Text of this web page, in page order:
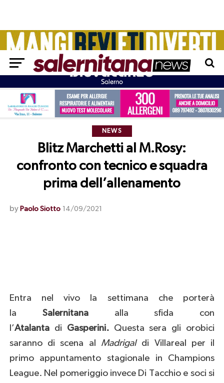
NEWS
Blitz Marchetti al M.Rosy:
confronto con tecnico e squadra
prima dell’allenamento
by Paolo Siotto 14/09/2021
Entra nel vivo la settimana che porterà
la Salernitana alla sfida con
l’Atalanta di Gasperini. Questa sera gli orobici
saranno di scena al Madrigal di Villareal per il
primo appuntamento stagionale in Champions
League. Nel pomeriggio invece Di Tacchio e soci si